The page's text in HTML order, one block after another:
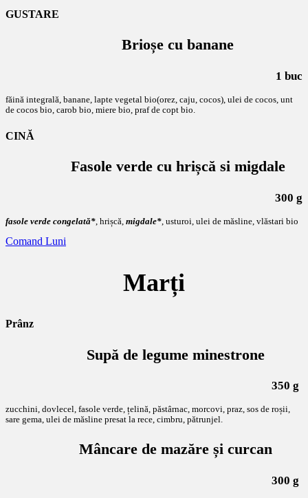
GUSTARE
Brioșe cu banane
1 buc
făină integrală, banane, lapte vegetal bio(orez, caju, cocos), ulei de cocos, unt
de cocos bio, carob bio, miere bio, praf de copt bio.
CINĂ
Fasole verde cu hrișcă si migdale
300 g
fasole verde congelată* , hrișcă, migdale* , usturoi, ulei de măsline, vlăstari bio
Comand Luni
Marți
Prânz
Supă de legume minestrone
350 g
zucchini, dovlecel, fasole verde, țelină, păstârnac, morcovi, praz, sos de roșii,
sare gema, ulei de măsline presat la rece, cimbru, pătrunjel.
Mâncare de mazăre și curcan
300 g